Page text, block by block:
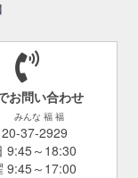
お問い合わせ
な 福 福
37-2929
9:45～18:30
9:45～17:00